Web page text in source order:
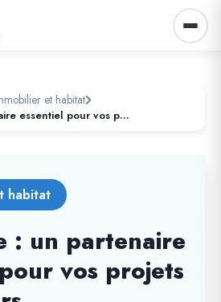
et habitat
Géomètre : un partenaire essentiel pour vos projets immobiliers
habitat
: un partenaire
vos projets